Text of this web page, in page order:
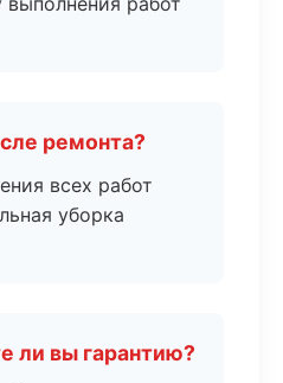
ремонта?
всех работ
уборка
ли вы гарантию?